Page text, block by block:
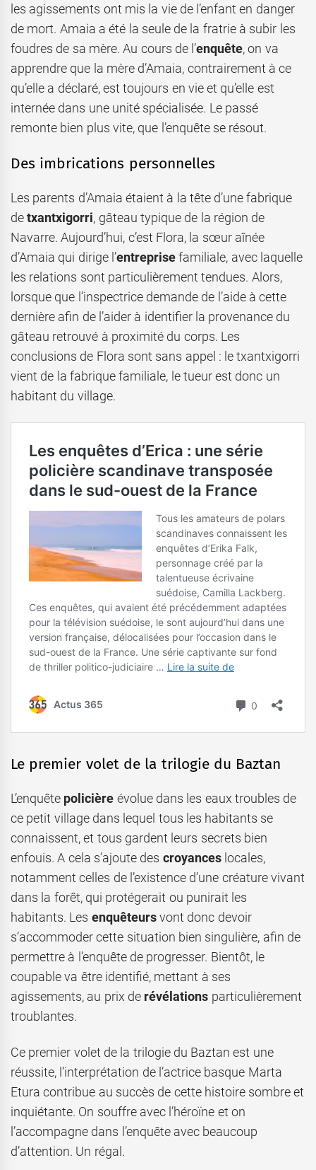
les agissements ont mis la vie de l’enfant en danger
de mort. Amaia a été la seule de la fratrie à subir les
foudres de sa mère. Au cours de l’enquête, on va
apprendre que la mère d’Amaia, contrairement à ce
qu’elle a déclaré, est toujours en vie et qu’elle est
internée dans une unité spécialisée. Le passé
remonte bien plus vite, que l’enquête se résout.
Des imbrications personnelles
Les parents d’Amaia étaient à la tête d’une fabrique
detxantxigorri, gâteau typique de la région de
Navarre. Aujourd’hui, c’est Flora, la sœur aînée
d’Amaia qui dirige l’entreprisefamiliale, avec laquelle
les relations sont particulièrement tendues. Alors,
lorsque que l’inspectrice demande de l’aide à cette
dernière afin de l’aider à identifier la provenance du
gâteau retrouvé à proximité du corps. Les
conclusions de Flora sont sans appel : le txantxigorri
vient de la fabrique familiale, le tueur est donc un
habitant du village.
Le premier volet de la trilogie du Baztan
L’enquête policière évolue dans les eaux troubles de
ce petit village dans lequel tous les habitants se
connaissent, et tous gardent leurs secrets bien
enfouis. A cela s’ajoute des croyanceslocales,
notamment celles de l’existence d’une créature vivant
dans la forêt, qui protégerait ou punirait les
habitants. Les enquêteursvont donc devoir
s’accommoder cette situation bien singulière, afin de
permettre à l’enquête de progresser. Bientôt, le
coupable va être identifié, mettant à ses
agissements, au prix de révélations particulièrement
troublantes.
Ce premier volet de la trilogie du Baztan est une
réussite, l’interprétation de l’actrice basque Marta
Etura contribue au succès de cette histoire sombre et
inquiétante. On souffre avec l’héroïne et on
l’accompagne dans l’enquête avec beaucoup
d’attention. Un régal.